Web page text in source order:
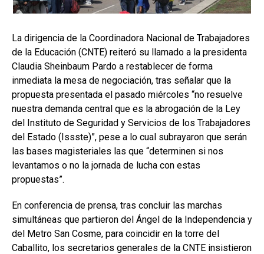
La dirigencia de la Coordinadora Nacional de Trabajadores
de la Educación (CNTE) reiteró su llamado a la presidenta
Claudia Sheinbaum Pardo a restablecer de forma
inmediata la mesa de negociación, tras señalar que la
propuesta presentada el pasado miércoles “no resuelve
nuestra demanda central que es la abrogación de la Ley
del Instituto de Seguridad y Servicios de los Trabajadores
del Estado (Issste)”, pese a lo cual subrayaron que serán
las bases magisteriales las que “determinen si nos
levantamos o no la jornada de lucha con estas
propuestas”.
En conferencia de prensa, tras concluir las marchas
simultáneas que partieron del Ángel de la Independencia y
del Metro San Cosme, para coincidir en la torre del
Caballito, los secretarios generales de la CNTE insistieron